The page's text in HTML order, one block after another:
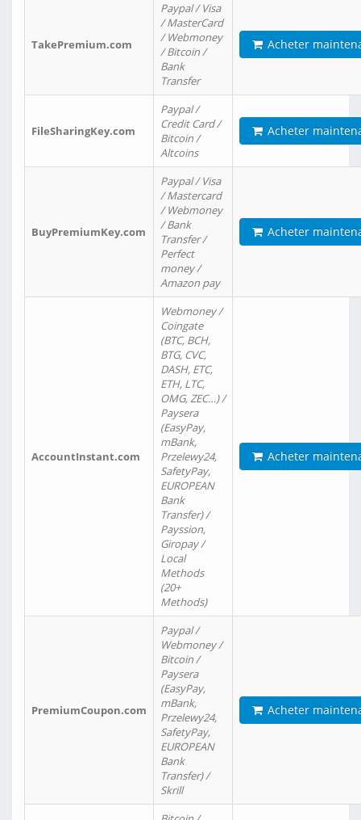
TakePremium.com
Paypal / Visa
/ MasterCard
/ Webmoney
/ Bitcoin /
Bank
Transfer
Acheter
FileSharingKey.com
Paypal /
Credit Card /
Bitcoin /
Altcoins
Acheter
BuyPremiumKey.com
Paypal / Visa
/ Mastercard
/ Webmoney
/ Bank
Transfer /
Perfect
money /
Amazon pay
Acheter
AccountInstant.com
Webmoney /
Coingate
(BTC, BCH,
BTG, CVC,
DASH, ETC,
ETH, LTC,
OMG, ZEC…) /
Paysera
(EasyPay,
mBank,
Przelewy24,
SafetyPay,
EUROPEAN
Bank
Transfer) /
Payssion,
Giropay /
Local
Methods
(20+
Methods)
Acheter
PremiumCoupon.com
Paypal /
Webmoney /
Bitcoin /
Paysera
(EasyPay,
mBank,
Przelewy24,
SafetyPay,
EUROPEAN
Bank
Transfer) /
Skrill
Acheter